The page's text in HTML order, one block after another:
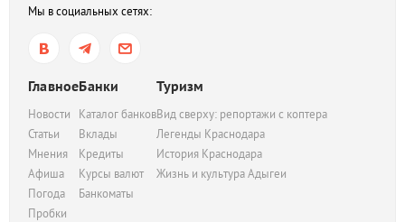
Мы в социальных сетях:
Главное
Новости
Статьи
Мнения
Афиша
Погода
Пробки
Банки
Каталог банков
Вклады
Кредиты
Курсы валют
Банкоматы
Туризм
Вид сверху: репортажи с коптера
Легенды Краснодара
История Краснодара
Жизнь и культура Адыгеи